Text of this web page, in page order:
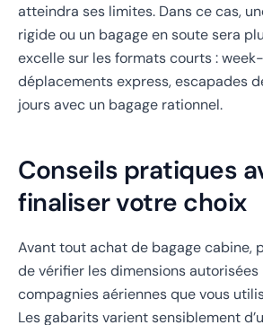
atteindra ses limites. Dans ce cas,
rigide ou un bagage en soute sera
excelle sur les formats courts :
déplacements express, escapades
jours avec un bagage rationnel.
Conseils pratiques
finaliser votre choix
Avant tout achat de bagage cabine,
de vérifier les dimensions autorisées
compagnies aériennes que vous
Les gabarits varient sensiblement